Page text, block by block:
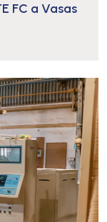
FC a Vasas